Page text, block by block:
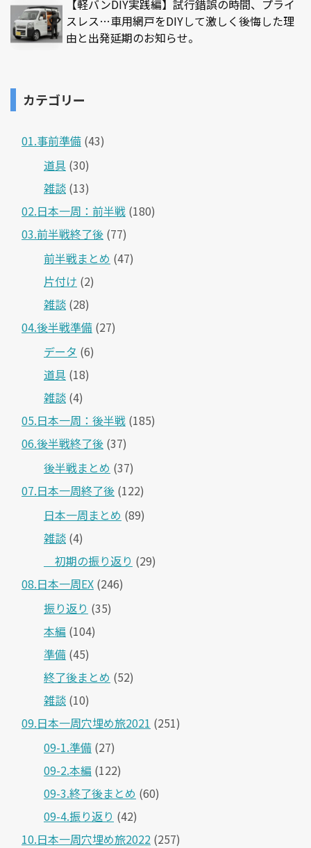
【軽バンDIY実践編】試行錯誤の時間、プライ
スレス…車用網戸をDIYして激しく後悔した理
由と出発延期のお知らせ。
カテゴリー
01.事前準備 (43)
道具 (30)
雑談 (13)
02.日本一周：前半戦 (180)
03.前半戦終了後 (77)
前半戦まとめ (47)
片付け (2)
雑談 (28)
04.後半戦準備 (27)
データ (6)
道具 (18)
雑談 (4)
05.日本一周：後半戦 (185)
06.後半戦終了後 (37)
後半戦まとめ (37)
07.日本一周終了後 (122)
日本一周まとめ (89)
雑談 (4)
＿初期の振り返り (29)
08.日本一周EX (246)
振り返り (35)
本編 (104)
準備 (45)
終了後まとめ (52)
雑談 (10)
09.日本一周穴埋め旅2021 (251)
09-1.準備 (27)
09-2.本編 (122)
09-3.終了後まとめ (60)
09-4.振り返り (42)
10.日本一周穴埋め旅2022 (257)